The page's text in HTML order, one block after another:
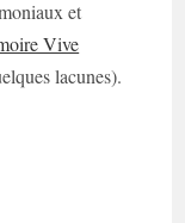
et
Vive
lacunes).